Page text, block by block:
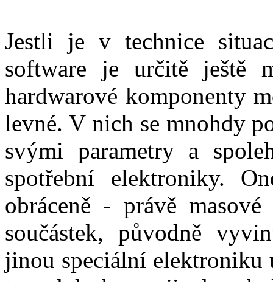
Jestli je v technice
software je určitě ještě
hardwarové komponenty
levné. V nich se mnohdy
svými parametry a
spotřební elektroniky.
obráceně - právě
součástek, původně
jinou speciální